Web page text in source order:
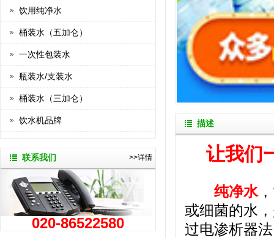
饮用纯净水
桶装水（五加仑）
一次性包装水
瓶装水/支装水
桶装水（三加仑）
饮水机品牌
联系我们 >>详情
020-86522580
描述
让我们
纯净水
或细菌的水
过电渗析器